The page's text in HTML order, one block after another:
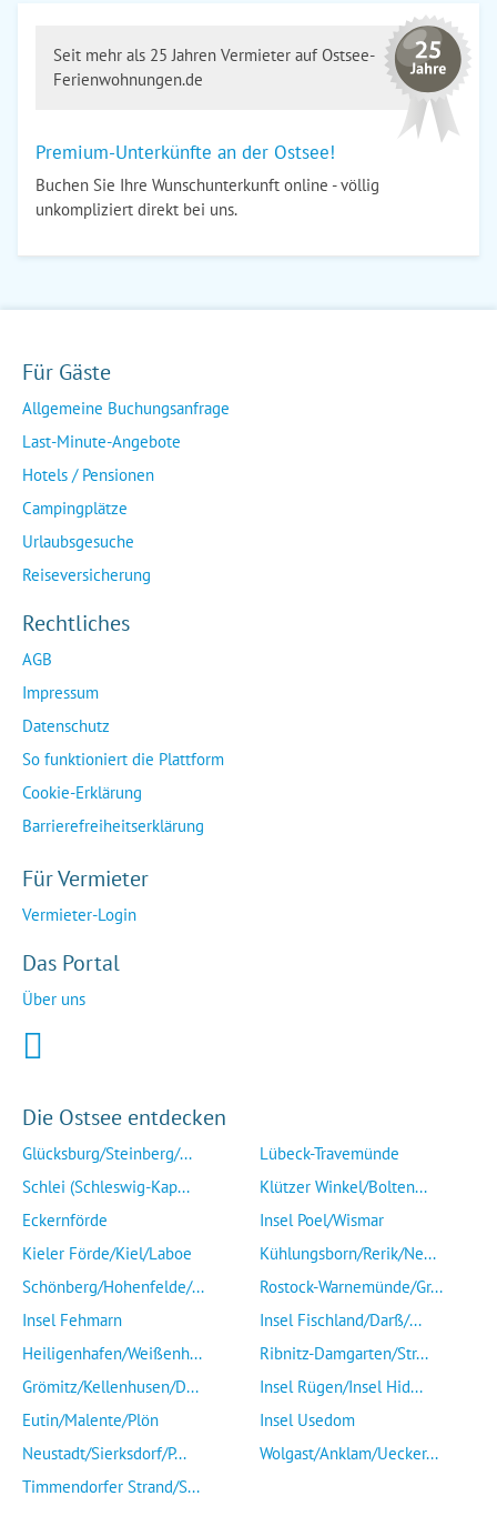
Seit mehr als 25 Jahren Vermieter auf Ostsee-
Ferienwohnungen.de
Premium-Unterkünfte an der Ostsee!
Buchen Sie Ihre Wunschunterkunft online - völlig
unkompliziert direkt bei uns.
Für Gäste
Allgemeine Buchungsanfrage
Last-Minute-Angebote
Hotels / Pensionen
Campingplätze
Urlaubsgesuche
Reiseversicherung
Rechtliches
AGB
Impressum
Datenschutz
So funktioniert die Plattform
Cookie-Erklärung
Barrierefreiheitserklärung
Für Vermieter
Vermieter-Login
Das Portal
Über uns
Die Ostsee entdecken
Glücksburg/Steinberg/...
Schlei (Schleswig-Kap...
Eckernförde
Kieler Förde/Kiel/Laboe
Schönberg/Hohenfelde/...
Insel Fehmarn
Heiligenhafen/Weißenh...
Grömitz/Kellenhusen/D...
Eutin/Malente/Plön
Neustadt/Sierksdorf/P...
Timmendorfer Strand/S...
Lübeck-Travemünde
Klützer Winkel/Bolten...
Insel Poel/Wismar
Kühlungsborn/Rerik/Ne...
Rostock-Warnemünde/Gr...
Insel Fischland/Darß/...
Ribnitz-Damgarten/Str...
Insel Rügen/Insel Hid...
Insel Usedom
Wolgast/Anklam/Uecker...